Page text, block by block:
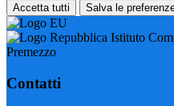
Accetta tutti Salva le
Istituto
Premezzo
Contatti